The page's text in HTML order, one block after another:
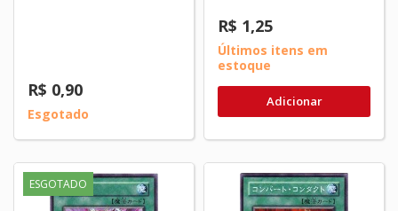
R$ 0,90
Esgotado
R$ 1,25
Últimos itens em
estoque
Adicionar
ESGOTADO